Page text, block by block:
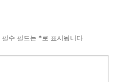
필수 필드는 *로 표시됩니다